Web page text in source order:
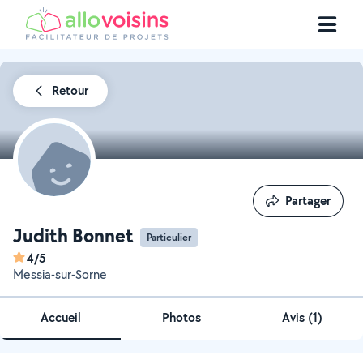
Retour
Judith Bonnet Particulier
4/5
Messia-sur-Sorne
Partager
Partager
Accueil Photos Avis (1)